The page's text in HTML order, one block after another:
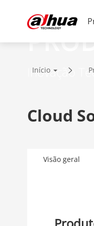
Inovação
Início
Cloud
Visão geral